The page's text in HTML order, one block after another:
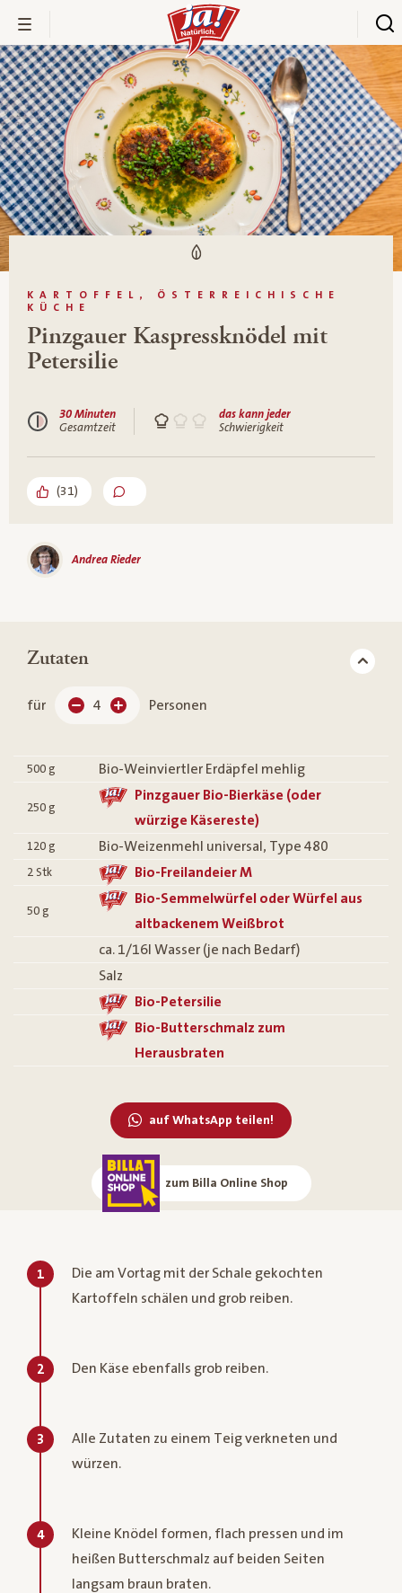
KARTOFFEL, ÖSTERREICHISCHE
KÜCHE
Pinzgauer Kaspressknödel mit
Petersilie
30 Minuten
Gesamtzeit
das kann jeder
Schwierigkeit
(31)
Andrea Rieder
Zutaten
für 4 Personen
500 g Bio-Weinviertler Erdäpfel mehlig
250 g
Pinzgauer Bio-Bierkäse (oder
würzige Käsereste)
120 g Bio-Weizenmehl universal, Type 480
2 Stk Bio-Freilandeier M
50 g
Bio-Semmelwürfel oder Würfel aus
altbackenem Weißbrot
ca. 1/16l Wasser (je nach Bedarf)
Salz
Bio-Petersilie
Bio-Butterschmalz zum
Herausbraten
auf WhatsApp teilen!
zum Billa Online Shop
1
Die am Vortag mit der Schale gekochten
Kartoffeln schälen und grob reiben.
2 Den Käse ebenfalls grob reiben.
3
Alle Zutaten zu einem Teig verkneten und
würzen.
4
Kleine Knödel formen, flach pressen und im
heißen Butterschmalz auf beiden Seiten
langsam braun braten.